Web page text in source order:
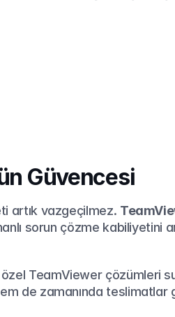
Güvencesi
artık vazgeçilmez.
sorun çözme kabiliyetini
TeamViewer çözümleri
de zamanında